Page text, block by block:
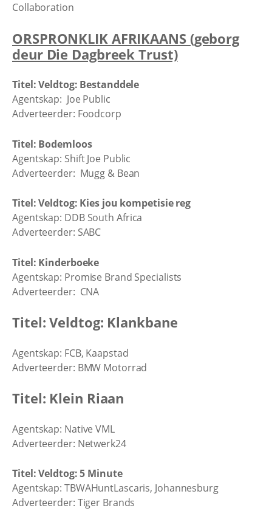
Collaboration
ORSPRONKLIK AFRIKAANS (geborg
deur Die Dagbreek Trust)
Titel: Veldtog: Bestanddele
Agentskap: Joe Public
Adverteerder: Foodcorp
Titel: Bodemloos
Agentskap: Shift Joe Public
Adverteerder: Mugg & Bean
Titel: Veldtog: Kies jou kompetisie reg
Agentskap: DDB South Africa
Adverteerder: SABC
Titel: Kinderboeke
Agentskap: Promise Brand Specialists
Adverteerder: CNA
Titel: Veldtog: Klankbane
Agentskap: FCB, Kaapstad
Adverteerder: BMW Motorrad
Titel: Klein Riaan
Agentskap: Native VML
Adverteerder: Netwerk24
Titel: Veldtog: 5 Minute
Agentskap: TBWAHuntLascaris, Johannesburg
Adverteerder: Tiger Brands